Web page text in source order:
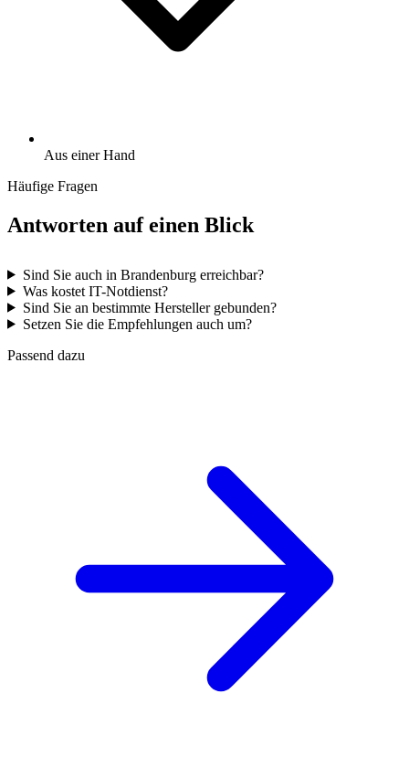
Aus einer Hand
Häufige Fragen
Antworten auf einen Blick
Sind Sie auch in Brandenburg erreichbar?
Was kostet IT-Notdienst?
Sind Sie an bestimmte Hersteller gebunden?
Setzen Sie die Empfehlungen auch um?
Passend dazu